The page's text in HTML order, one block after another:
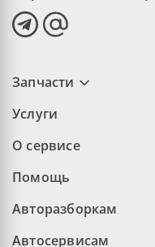
Запчасти
Услуги
О сервисе
Помощь
Авторазборкам
Автосервисам